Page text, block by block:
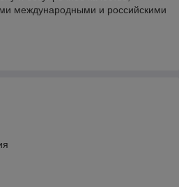
международными и российскими